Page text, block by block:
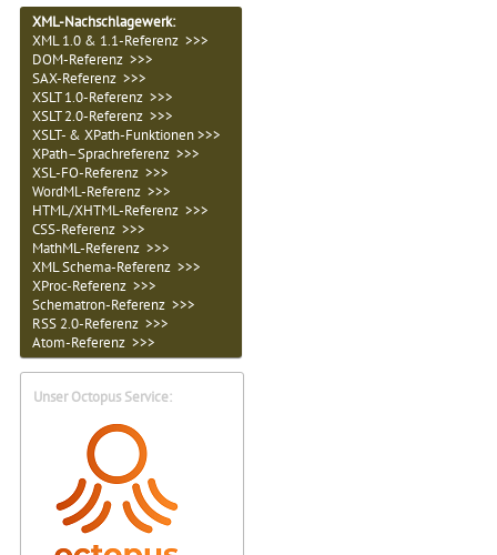
XML-Nachschlagewerk:
XML 1.0 & 1.1-Referenz >>>
DOM-Referenz >>>
SAX-Referenz >>>
XSLT 1.0-Referenz >>>
XSLT 2.0-Referenz >>>
XSLT- & XPath-Funktionen >>>
XPath–Sprachreferenz >>>
XSL-FO-Referenz >>>
WordML-Referenz >>>
HTML/XHTML-Referenz >>>
CSS-Referenz >>>
MathML-Referenz >>>
XML Schema-Referenz >>>
XProc-Referenz >>>
Schematron-Referenz >>>
RSS 2.0-Referenz >>>
Atom-Referenz >>>
Unser Octopus Service: